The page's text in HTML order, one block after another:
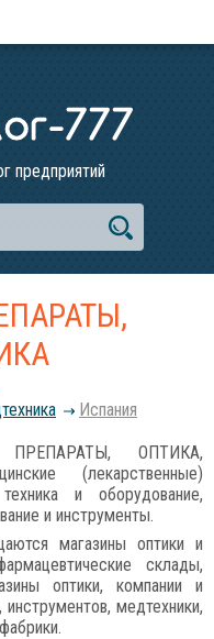
предприятий
Испания
ОПТИКА,
(лекарственные)
и оборудование,
и инструменты.
магазины оптики и
склады,
оптики, компании и
медтехники,